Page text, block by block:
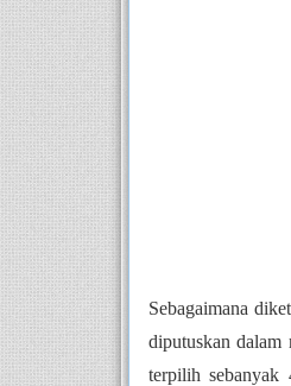
Sebagaimana
diputuskan dalam
terpilih